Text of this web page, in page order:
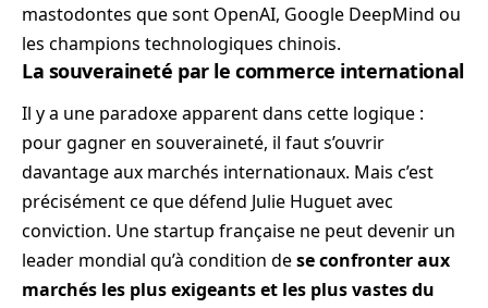
mastodontes que sont OpenAI, Google DeepMind ou
les champions technologiques chinois.
La souveraineté par le commerce international
Il y a une paradoxe apparent dans cette logique :
pour gagner en souveraineté, il faut s’ouvrir
davantage aux marchés internationaux. Mais c’est
précisément ce que défend Julie Huguet avec
conviction. Une startup française ne peut devenir un
leader mondial qu’à condition dese confronter aux
marchés les plus exigeants et les plus vastes du